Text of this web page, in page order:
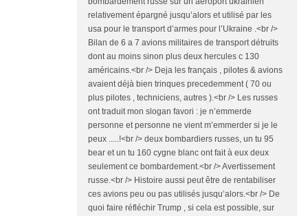
relativement épargné jusqu’alors et utilisé par les
usa pour le transport d’armes pour l’Ukraine .<br />
Bilan de 6 a 7 avions militaires de transport détruits
dont au moins sinon plus deux hercules c 130
américains.<br /> Deja les français , pilotes & avions
avaient déjà bien trinques precedemment ( 70 ou
plus pilotes , techniciens, autres ).<br /> Les russes
ont traduit mon slogan favori : je n’emmerde
personne et personne ne vient m’emmerder si je le
peux .....!<br /> deux bombardiers russes, un tu 95
bear et un tu 160 cygne blanc ont fait à eux deux
seulement ce bombardement.<br /> Avertissement
russe.<br /> Histoire aussi peut être de rentabiliser
ces avions peu ou pas utilisés jusqu’alors.<br /> De
quoi faire réfléchir Trump , si cela est possible, sur